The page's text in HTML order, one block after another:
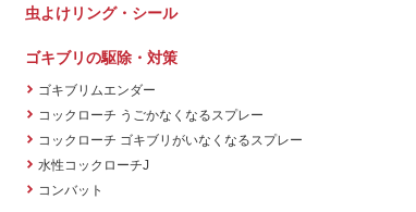
虫よけリング・シール
ゴキブリの駆除・対策
ゴキブリムエンダー
コックローチ うごかなくなるスプレー
コックローチ ゴキブリがいなくなるスプレー
水性コックローチJ
コンバット